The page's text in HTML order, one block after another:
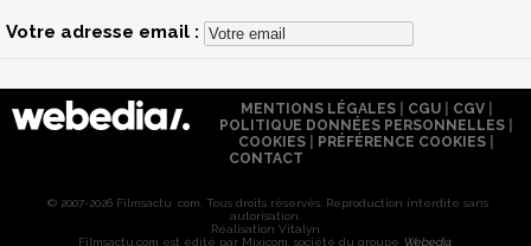
Votre adresse email :
MENTIONS LÉGALES| CGU| CGV|
POLITIQUE DONNÉES PERSONNELLES
COOKIES
PRÉFÉRENCE COOKIES
CONTACT
© 2007-2026 Filmsactu .com. Tous droits réservés. Reproduction interdite sans
autorisation.
Réalisation Vitalyn
Filmsactu .com est édité par Mixicom, société du groupe Webedia.